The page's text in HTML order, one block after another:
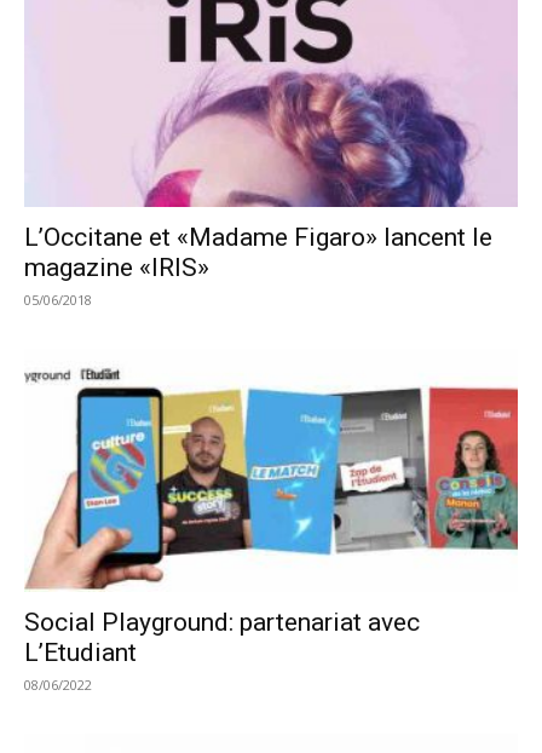
L’Occitane et «Madame Figaro» lancent le
magazine «IRIS»
05/06/2018
Social Playground: partenariat avec
L’Etudiant
08/06/2022